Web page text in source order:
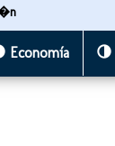
Economía